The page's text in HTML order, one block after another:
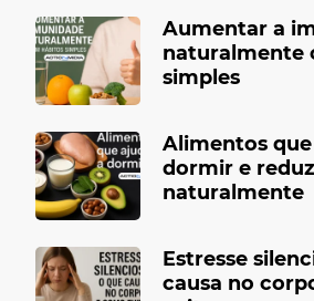
Aumentar a
naturalmente
simples
Alimentos
dormir e
naturalmente
Estresse
causa no